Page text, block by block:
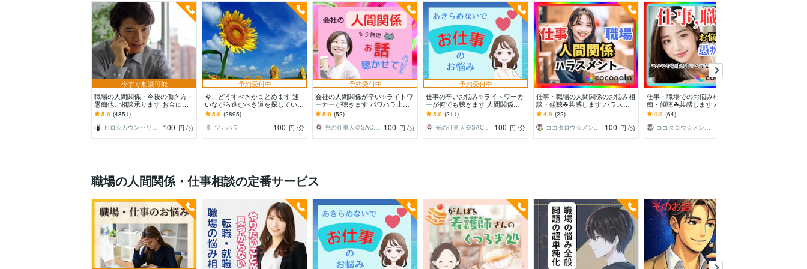
今すぐ相談可能
職場の人間関係・今後の働き方・
愚痴他ご相談承ります お金に関
する悩み・転職・職場の悩みなど
お伺い致します
5.0 (4851)
ヒロ☆カウンセリング＆コンサルティング
100 円 /分
予約受付中
今、どうすべきかまとめます 迷
いながら進むべき道を探している
方へ
5.0 (2895)
ツカハラ
100 円 /分
予約受付中
会社の人間関係が辛い✨️ライトワ
ーカーが聴きます パワハラ上
司・意地悪な同僚・仲間外れ・無
視・無関心・いじめ
5.0 (52)
光の仕事人＠SACHIKO
100 円 /分
予約受付中
仕事の辛いお悩み✨️ライトワーカ
ーが何でも聴きます 人間関係・
仕事のミス・ハラスメント・転
職・キャリア・ブラック
5.0 (211)
光の仕事人＠SACHIKO
100 円 /分
仕事・職場の人間関係のお悩み相
談・傾聴☘共感します ハラスメ
ント・パワハラ・モラハラ・セク
ハラ・マウント・嫉妬
4.9 (22)
ココタロウ☆メンタルレリーブ
100 円 /分
仕事・職場でのお悩み相談・愚
痴・傾聴☘共感します ハラスメ
ント・モラハラ ・パワハラ・セ
クハラ・マウント・嫉妬
4.9 (64)
ココタロウ☆メンタルレリーブ
職場の人間関係・仕事相談の定番サービス